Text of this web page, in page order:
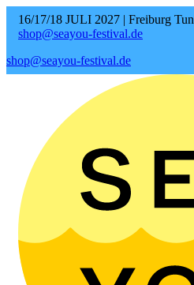
16/17/18 JULI 2027 | Freiburg
shop@seayou-festival.de
shop@seayou-festival.de